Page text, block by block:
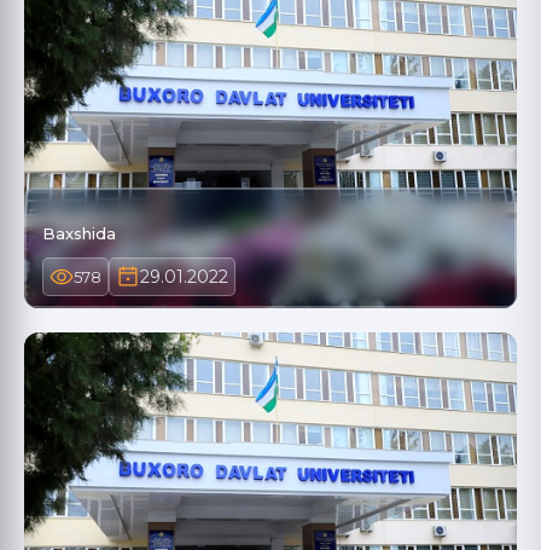
Baxshida
578 29.01.2022